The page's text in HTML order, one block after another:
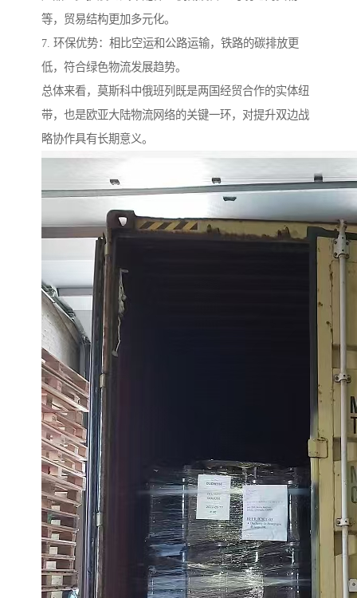
等，贸易结构更加多元化。
7. 环保优势：相比空运和公路运输，铁路的碳排放更
低，符合绿色物流发展趋势。
总体来看，莫斯科中俄班列既是两国经贸合作的实体纽
带，也是欧亚大陆物流网络的关键一环，对提升双边战
略协作具有长期意义。